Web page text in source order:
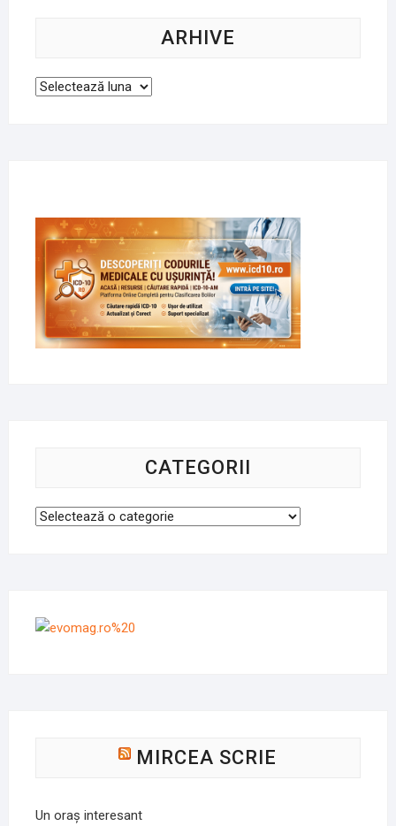
ARHIVE
Arhive
CATEGORII
Categorii
MIRCEA SCRIE
Un oraș interesant